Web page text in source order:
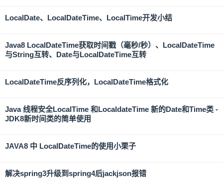
LocalDate、LocalDateTime、LocalTime开发小结
Java8 LocalDateTime获取时间戳（毫秒/秒）、LocalDateTime
与String互转、Date与LocalDateTime互转
LocalDateTime反序列化，LocalDateTime格式化
Java 线程安全LocalTime 和LocaldateTime 新的Date和Time类 -
JDK8新时间类的简单使用
JAVA8 中 LocalDateTime的使用小栗子
解决spring3升级到spring4后jackjson报错